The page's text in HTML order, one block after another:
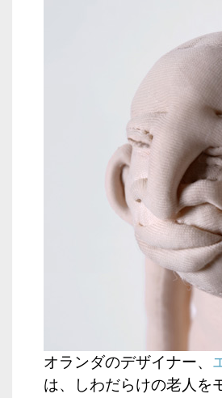
オランダのデザイナー、
は、しわだらけの老人を